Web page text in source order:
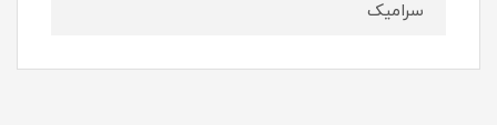
سرامیک